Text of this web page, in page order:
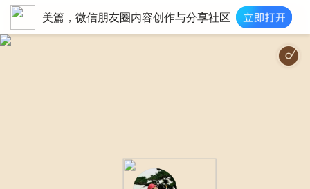
美篇，微信朋友圈内容创作与分享社区
梦驼铃|费玉清|http://imgcache.qq.com/music/photo/